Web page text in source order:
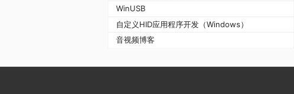
WinUSB
自定义HID应用程序开发（Windows）
音视频博客